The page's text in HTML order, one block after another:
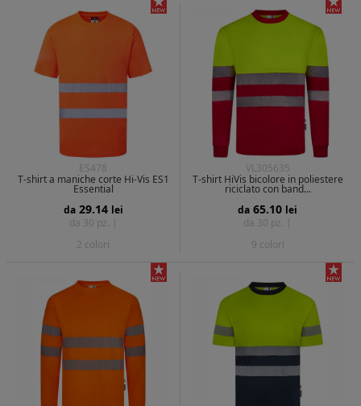
ES478
T-shirt a maniche corte Hi-Vis ES1
Essential
da 29.14 lei
da 30 pz. |
2 colori
VL305635
T-shirt HiVis bicolore in poliestere
riciclato con band...
da 65.10 lei
da 30 pz. |
9 colori